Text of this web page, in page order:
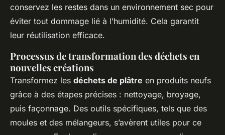
conservez les restes dans un environnement sec pour
éviter tout dommage lié à l’humidité. Cela garantit
leur réutilisation efficace.
Processus de transformation des déchets en
nouvelles créations
Transformez les déchets de plâtre en produits neufs
grâce à des étapes précises : nettoyage, broyage,
puis façonnage. Des outils spécifiques, tels que des
moules et des mélangeurs, s’avèrent utiles pour ce